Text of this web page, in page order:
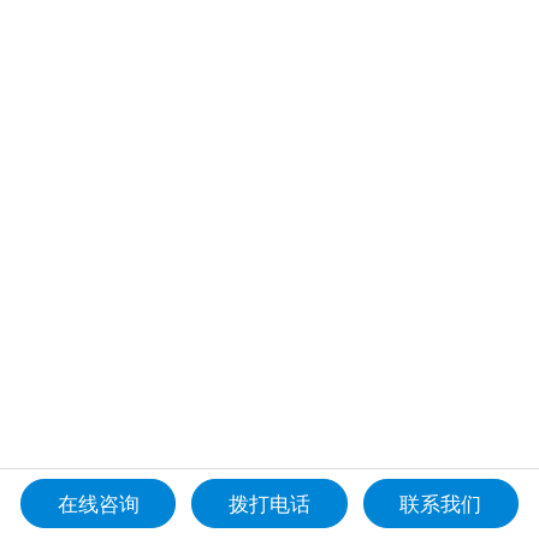
在线咨询 拨打电话 联系我们